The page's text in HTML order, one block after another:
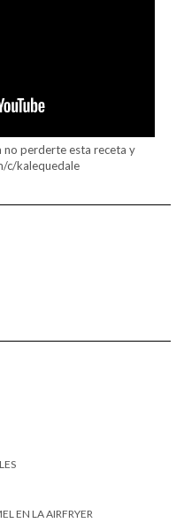
no perderte esta receta y
c/kalequedale
EN LA AIRFRYER